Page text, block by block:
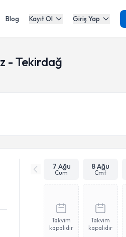
Blog Kayıt Ol Giriş Yap
- Tekirdağ
7 Ağu
Cum
8 Ağu
Cmt
Takvim
kapalıdır
Takvim
kapalıdır